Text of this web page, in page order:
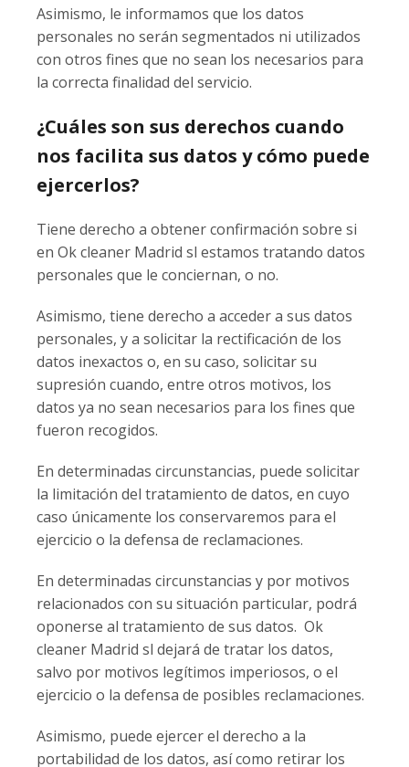
Asimismo, le informamos que los datos
personales no serán segmentados ni utilizados
con otros fines que no sean los necesarios para
la correcta finalidad del servicio.
¿Cuáles son sus derechos cuando
nos facilita sus datos y cómo puede
ejercerlos?
Tiene derecho a obtener confirmación sobre si
en Ok cleaner Madrid sl estamos tratando datos
personales que le conciernan, o no.
Asimismo, tiene derecho a acceder a sus datos
personales, y a solicitar la rectificación de los
datos inexactos o, en su caso, solicitar su
supresión cuando, entre otros motivos, los
datos ya no sean necesarios para los fines que
fueron recogidos.
En determinadas circunstancias, puede solicitar
la limitación del tratamiento de datos, en cuyo
caso únicamente los conservaremos para el
ejercicio o la defensa de reclamaciones.
En determinadas circunstancias y por motivos
relacionados con su situación particular, podrá
oponerse al tratamiento de sus datos. Ok
cleaner Madrid sl dejará de tratar los datos,
salvo por motivos legítimos imperiosos, o el
ejercicio o la defensa de posibles reclamaciones.
Asimismo, puede ejercer el derecho a la
portabilidad de los datos, así como retirar los